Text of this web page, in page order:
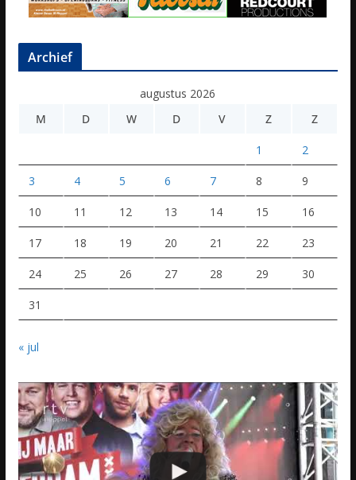
Archief
augustus 2026
M
D W D V Z Z
1 2
3 4 5 6 7 8 9
10 11 12 13 14 15 16
17 18 19 20 21 22 23
24 25 26 27 28 29 30
31
« jul